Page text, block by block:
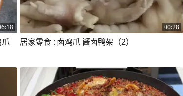
爪
00:28
居家零食 : 卤鸡爪 酱卤鸭架（2）